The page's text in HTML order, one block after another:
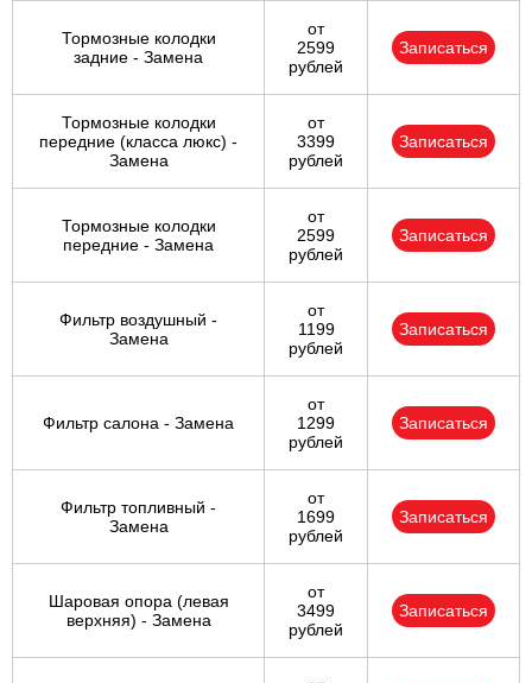
Тормозные колодки
задние - Замена
от
2599
рублей
Записаться
Тормозные колодки
передние (класса люкс) -
Замена
от
3399
рублей
Записаться
Тормозные колодки
передние - Замена
от
2599
рублей
Записаться
Фильтр воздушный -
Замена
от
1199
рублей
Записаться
Фильтр салона - Замена
от
1299
рублей
Записаться
Фильтр топливный -
Замена
от
1699
рублей
Записаться
Шаровая опора (левая
верхняя) - Замена
от
3499
рублей
Записаться